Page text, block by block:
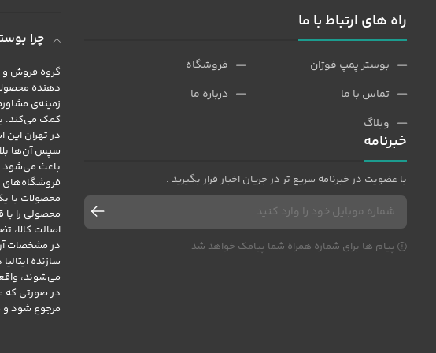
راه های ارتباط با ما
بوستر پمپ فوژان
تماس با ما
وبلاگ
فروشگاه
درباره ما
خبرنامه
با عضویت در خبرنامه سریع تر در جریان اخبار قرار بگیرید .
پیام ها برای شماره همراه شما پیامک خواهد شد
چرا
گروه فروش و
دهنده
زمینه‌ی
کمک می‌کند.
در تهران این
سپس آن‌ها
باعث می‌شود
فروشگاه‌های
محصولات با
محصولی را با
اصالت کالا،
در مشخصات
سازنده
می‌شوند،
در صورتی که
مرجوع شود و